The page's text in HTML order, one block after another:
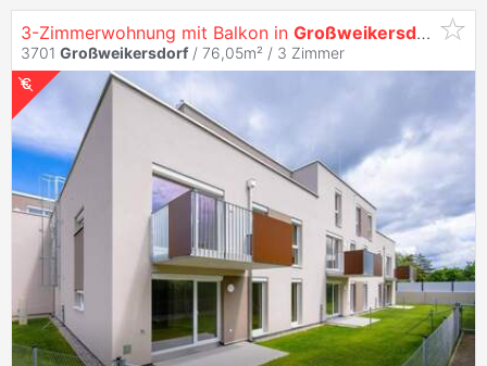
3-Zimmerwohnung mit Balkon in Großweikersdorf
3701 Großweikersdorf / 76,05m² / 3 Zimmer